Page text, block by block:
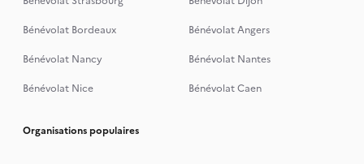
Bénévolat Bordeaux
Bénévolat Angers
Bénévolat Nancy
Bénévolat Nantes
Bénévolat Nice
Bénévolat Caen
Organisations populaires